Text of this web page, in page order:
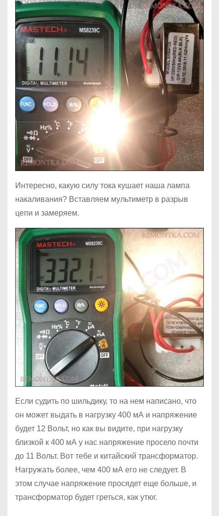
Интересно, какую силу тока кушает наша лампа
накаливания? Вставляем мультиметр в разрыв
цепи и замеряем.
Если судить по шильдику, то на нем написано, что
он может выдать в нагрузку 400 мА и напряжение
будет 12 Вольт, но как вы видите, при нагрузку
близкой к 400 мА у нас напряжение просело почти
до 11 Вольт. Вот тебе и китайский трансформатор.
Нагружать более, чем 400 мА его не следует. В
этом случае напряжение просядет еще больше, и
трансформатор будет греться, как утюг.